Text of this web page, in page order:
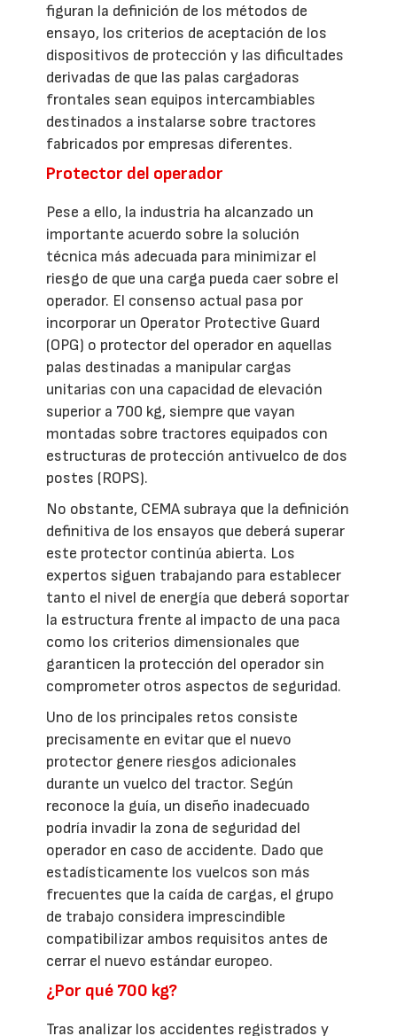
figuran la definición de los métodos de
ensayo, los criterios de aceptación de los
dispositivos de protección y las dificultades
derivadas de que las palas cargadoras
frontales sean equipos intercambiables
destinados a instalarse sobre tractores
fabricados por empresas diferentes.
Protector del operador
Pese a ello, la industria ha alcanzado un
importante acuerdo sobre la solución
técnica más adecuada para minimizar el
riesgo de que una carga pueda caer sobre el
operador. El consenso actual pasa por
incorporar un Operator Protective Guard
(OPG) o protector del operador en aquellas
palas destinadas a manipular cargas
unitarias con una capacidad de elevación
superior a 700 kg, siempre que vayan
montadas sobre tractores equipados con
estructuras de protección antivuelco de dos
postes (ROPS).
No obstante, CEMA subraya que la definición
definitiva de los ensayos que deberá superar
este protector continúa abierta. Los
expertos siguen trabajando para establecer
tanto el nivel de energía que deberá soportar
la estructura frente al impacto de una paca
como los criterios dimensionales que
garanticen la protección del operador sin
comprometer otros aspectos de seguridad.
Uno de los principales retos consiste
precisamente en evitar que el nuevo
protector genere riesgos adicionales
durante un vuelco del tractor. Según
reconoce la guía, un diseño inadecuado
podría invadir la zona de seguridad del
operador en caso de accidente. Dado que
estadísticamente los vuelcos son más
frecuentes que la caída de cargas, el grupo
de trabajo considera imprescindible
compatibilizar ambos requisitos antes de
cerrar el nuevo estándar europeo.
¿Por qué 700 kg?
Tras analizar los accidentes registrados y